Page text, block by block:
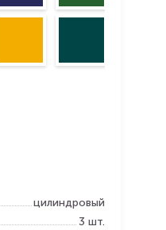
цилиндровый
3 шт.